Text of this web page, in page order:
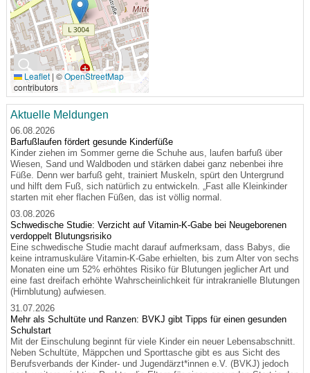
🔍
Leaflet | ©OpenStreetMap
contributors
Aktuelle Meldungen
06.08.2026
Barfußlaufen fördert gesunde Kinderfüße
Kinder ziehen im Sommer gerne die Schuhe aus, laufen barfuß über
Wiesen, Sand und Waldboden und stärken dabei ganz nebenbei ihre
Füße. Denn wer barfuß geht, trainiert Muskeln, spürt den Untergrund
und hilft dem Fuß, sich natürlich zu entwickeln. „Fast alle Kleinkinder
starten mit eher flachen Füßen, das ist völlig normal.
03.08.2026
Schwedische Studie: Verzicht auf Vitamin-K-Gabe bei Neugeborenen
verdoppelt Blutungsrisiko
Eine schwedische Studie macht darauf aufmerksam, dass Babys, die
keine intramuskuläre Vitamin-K-Gabe erhielten, bis zum Alter von sechs
Monaten eine um 52% erhöhtes Risiko für Blutungen jeglicher Art und
eine fast dreifach erhöhte Wahrscheinlichkeit für intrakranielle Blutungen
(Hirnblutung) aufwiesen.
31.07.2026
Mehr als Schultüte und Ranzen: BVKJ gibt Tipps für einen gesunden
Schulstart
Mit der Einschulung beginnt für viele Kinder ein neuer Lebensabschnitt.
Neben Schultüte, Mäppchen und Sporttasche gibt es aus Sicht des
Berufsverbands der Kinder- und Jugendärzt*innen e.V. (BVKJ) jedoch